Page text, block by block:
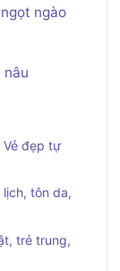
ngào
nâu
Vẻ đẹp tự
lịch, tôn da,
trẻ trung,